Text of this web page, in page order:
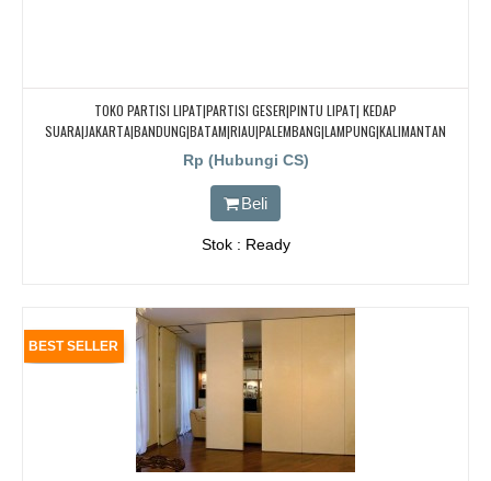
TOKO PARTISI LIPAT|PARTISI GESER|PINTU LIPAT| KEDAP
SUARA|JAKARTA|BANDUNG|BATAM|RIAU|PALEMBANG|LAMPUNG|KALIMANTAN
Rp (Hubungi CS)
Beli
Stok : Ready
BEST SELLER